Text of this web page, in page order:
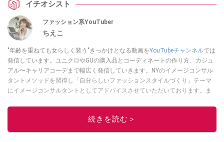
イチオシスト
ファッション系YouTuber
ちえこ
"年齢を重ねても女らしく装う"きっかけとなる動画をYouTubeチャンネルでは
発信しています。ユニクロやGUの購入品とコーディネートの作り方、カジュ
アル〜キャリアコーデまで幅広く発信していきます。NYのイメージコンサル
タントメソッドを習得し「自分らしいファッションスタイルづくり」テーマ
にイメージコンサルタントとしてアドバイスさせていただいております。ま
積み上げ続けている外資系企業のコンサルタント（25年以上のキャリア）か
続きを読む＞